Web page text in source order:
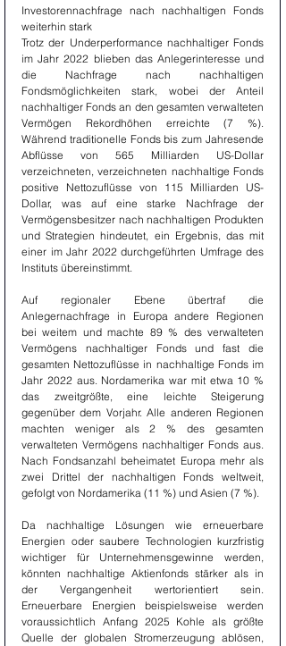
Investorennachfrage nach nachhaltigen Fonds
weiterhin stark
Trotz der Underperformance nachhaltiger Fonds
im Jahr 2022 blieben das Anlegerinteresse und
die Nachfrage nach nachhaltigen
Fondsmöglichkeiten stark, wobei der Anteil
nachhaltiger Fonds an den gesamten verwalteten
Vermögen Rekordhöhen erreichte (7 %).
Während traditionelle Fonds bis zum Jahresende
Abflüsse von 565 Milliarden US-Dollar
verzeichneten, verzeichneten nachhaltige Fonds
positive Nettozuflüsse von 115 Milliarden US-
Dollar, was auf eine starke Nachfrage der
Vermögensbesitzer nach nachhaltigen Produkten
und Strategien hindeutet, ein Ergebnis, das mit
einer im Jahr 2022 durchgeführten Umfrage des
Instituts übereinstimmt.
Auf regionaler Ebene übertraf die
Anlegernachfrage in Europa andere Regionen
bei weitem und machte 89 % des verwalteten
Vermögens nachhaltiger Fonds und fast die
gesamten Nettozuflüsse in nachhaltige Fonds im
Jahr 2022 aus. Nordamerika war mit etwa 10 %
das zweitgrößte, eine leichte Steigerung
gegenüber dem Vorjahr. Alle anderen Regionen
machten weniger als 2 % des gesamten
verwalteten Vermögens nachhaltiger Fonds aus.
Nach Fondsanzahl beheimatet Europa mehr als
zwei Drittel der nachhaltigen Fonds weltweit,
gefolgt von Nordamerika (11 %) und Asien (7 %).
Da nachhaltige Lösungen wie erneuerbare
Energien oder saubere Technologien kurzfristig
wichtiger für Unternehmensgewinne werden,
könnten nachhaltige Aktienfonds stärker als in
der Vergangenheit wertorientiert sein.
Erneuerbare Energien beispielsweise werden
voraussichtlich Anfang 2025 Kohle als größte
Quelle der globalen Stromerzeugung ablösen,